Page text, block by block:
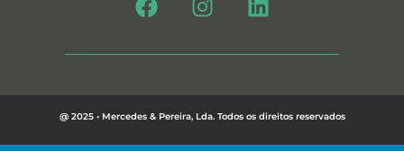
@ 2025 • Mercedes & Pereira, Lda. Todos os direitos reservados